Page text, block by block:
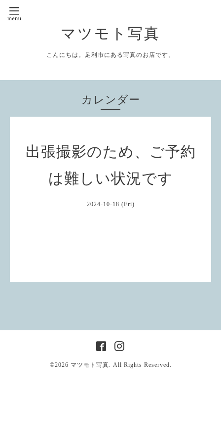
マツモト写真
こんにちは。足利市にある写真のお店です。
カレンダー
出張撮影のため、ご予約
は難しい状況です
2024-10-18 (Fri)
©2026 マツモト写真. All Rights Reserved.